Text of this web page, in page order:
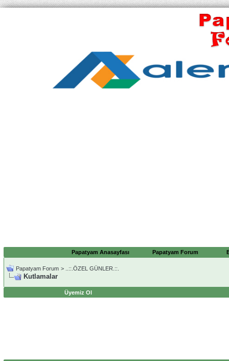
Papatyam Anasayfası Papatyam Forum
Papatyam Forum > ..::.ÖZEL GÜNLER.::.
Kutlamalar
Üyemiz Ol